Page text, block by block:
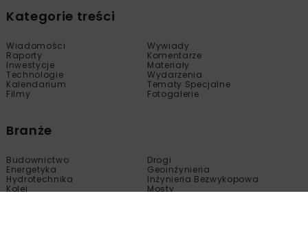
Kategorie treści
Wiadomości
Wywiady
Raporty
Komentarze
Inwestycje
Materiały
Technologie
Wydarzenia
Kalendarium
Tematy Specjalne
Filmy
Fotogalerie
Branże
Budownictwo
Drogi
Energetyka
Geoinżynieria
Hydrotechnika
Inżynieria Bezwykopowa
Kolej
Mosty